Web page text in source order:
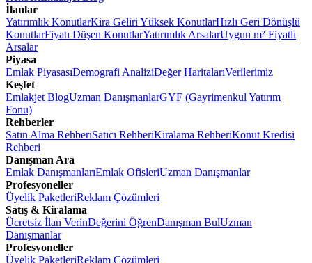
İlanlar
Yatırımlık KonutlarKira Geliri Yüksek KonutlarHızlı Geri Dönüşlü
KonutlarFiyatı Düşen KonutlarYatırımlık ArsalarUygun m² Fiyatlı
Arsalar
Piyasa
Emlak PiyasasıDemografi AnaliziDeğer HaritalarıVerilerimiz
Keşfet
Emlakjet BlogUzman DanışmanlarGYF (Gayrimenkul Yatırım
Fonu)
Rehberler
Satın Alma RehberiSatıcı RehberiKiralama RehberiKonut Kredisi
Rehberi
Danışman Ara
Emlak DanışmanlarıEmlak OfisleriUzman Danışmanlar
Profesyoneller
Üyelik PaketleriReklam Çözümleri
Satış & Kiralama
Ücretsiz İlan VerinDeğerini ÖğrenDanışman BulUzman
Danışmanlar
Profesyoneller
Üyelik PaketleriReklam Çözümleri